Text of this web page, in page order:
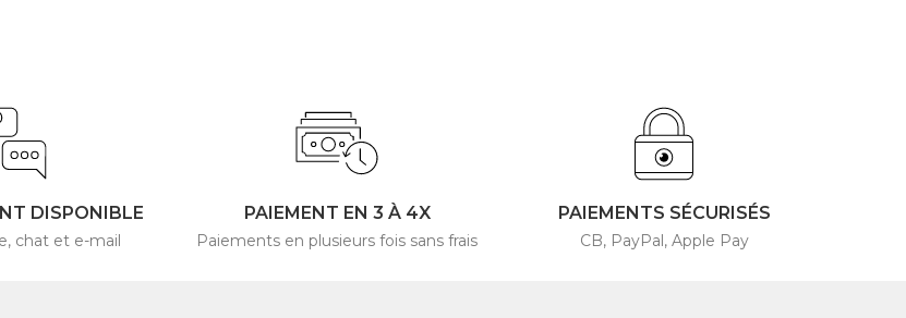
DISPONIBLE
chat et e-mail
PAIEMENT EN 3 À 4X
Paiements en plusieurs fois sans frais
PAIEMENTS SÉCURISÉS
CB, PayPal, Apple Pay